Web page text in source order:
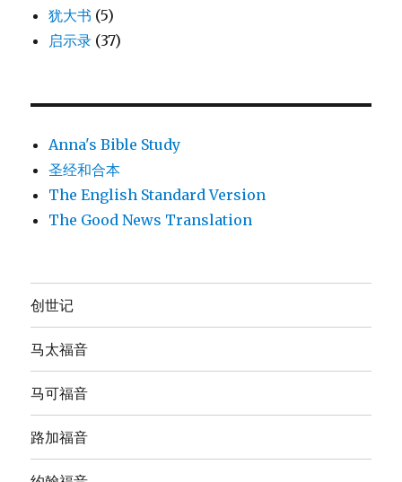
犹大书 (5)
启示录 (37)
Anna's Bible Study
圣经和合本
The English Standard Version
The Good News Translation
创世记
马太福音
马可福音
路加福音